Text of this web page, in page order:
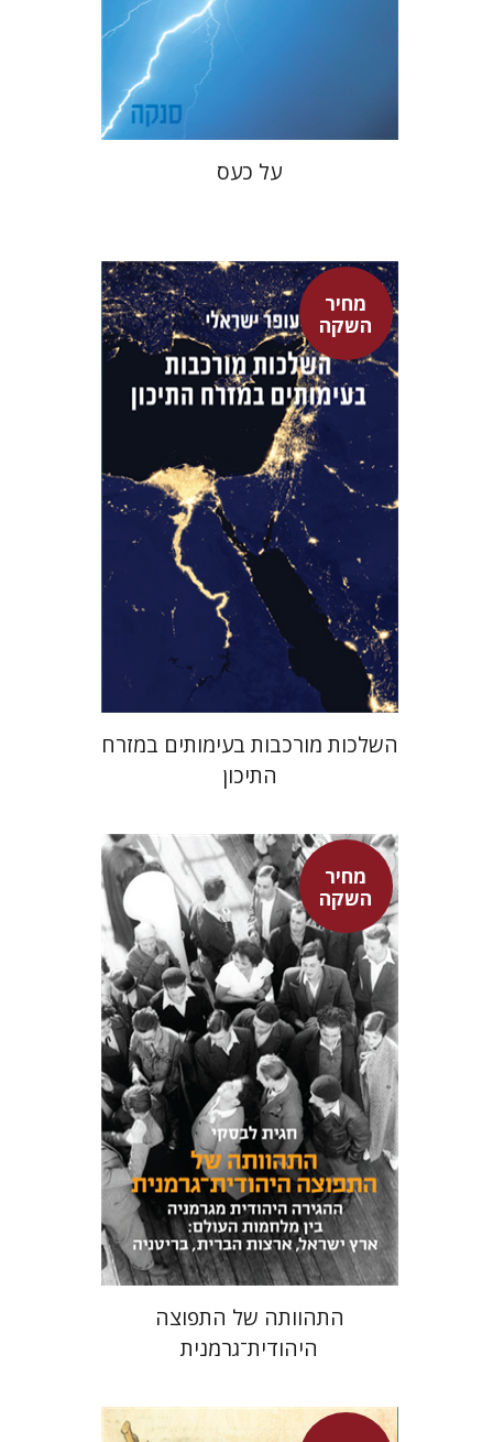
מחיר השקה
על כעס
מחיר
השקה
עופר ישראלי
גיא הרלינג
מחיר השקה
$29
השלכות מורכבות בעימותים במזרח
התיכון
מחיר
השקה
חגית לבסקי
מאירה טורצקי
מחיר השקה
$34
$24
התהוותה של התפוצה
היהודית־גרמנית